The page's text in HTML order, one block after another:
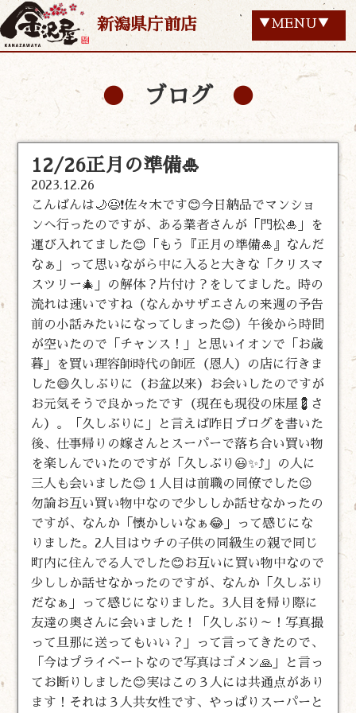
新潟県庁前店 ▼MENU▼
ブログ
12/26正月の準備🎍
2023.12.26
こんばんは🌙😃❗佐々木です😊今日納品でマンショ
ンへ行ったのですが、ある業者さんが「門松🎍」を
運び入れてました😊「もう『正月の準備🎍』なんだ
なぁ」って思いながら中に入ると大きな「クリスマ
スツリー🎄」の解体？片付け？をしてました。時の
流れは速いですね（なんかサザエさんの来週の予告
前の小話みたいになってしまった😊）午後から時間
が空いたので「チャンス！」と思いイオンで「お歳
暮」を買い理容師時代の師匠（恩人）の店に行きま
した😄久しぶりに（お盆以来）お会いしたのですが
お元気そうで良かったです（現在も現役の床屋💈さ
ん）。「久しぶりに」と言えば昨日ブログを書いた
後、仕事帰りの嫁さんとスーパーで落ち合い買い物
を楽しんでいたのですが「久しぶり😃✨⤴️」の人に
三人も会いました😊１人目は前職の同僚でした😉
勿論お互い買い物中なので少ししか話せなかったの
ですが、なんか「懐かしいなぁ😂」って感じにな
りました。2人目はウチの子供の同級生の親で同じ
町内に住んでる人でした😊お互いに買い物中なので
少ししか話せなかったのですが、なんか「久しぶり
だなぁ」って感じになりました。3人目を帰り際に
友達の奥さんに会いました！「久しぶり～！写真撮
って旦那に送ってもいい？」って言ってきたので、
「今はプライベートなので写真はゴメン🙏」と言っ
てお断りしました😊実はこの３人には共通点があり
ます！それは３人共女性です、やっぱりスーパーと